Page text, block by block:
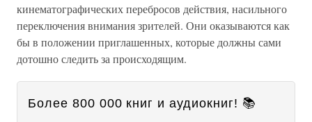
кинематографических перебросов действия, насильного
переключения внимания зрителей. Они оказываются как
бы в положении приглашенных, которые должны сами
дотошно следить за происходящим.
Более 800 000 книг и аудиокниг! 📚